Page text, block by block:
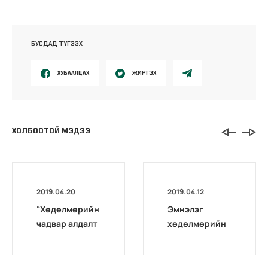
БУСДАД ТҮГЭЭХ
ХУВААЛЦАХ ЖИРГЭХ
ХОЛБООТОЙ МЭДЭЭ
2019.04.20
“Хөдөлмөрийн
чадвар алдалт
2019.04.12
Эмнэлэг
хөдөлмөрийн